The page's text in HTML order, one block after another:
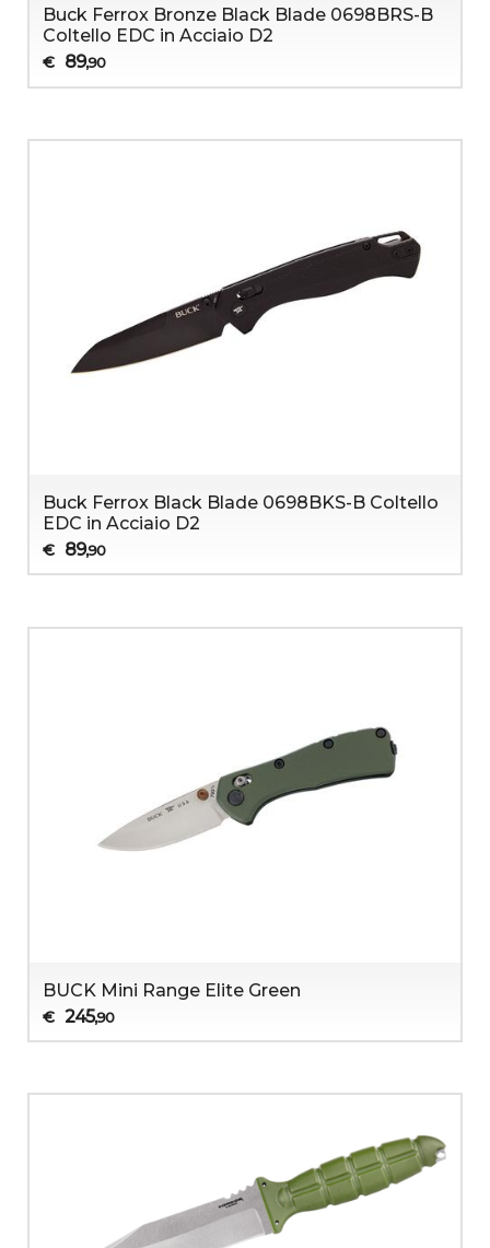
Buck Ferrox Bronze Black Blade 0698BRS-B
Coltello EDC in Acciaio D2
€ 89,90
Buck Ferrox Black Blade 0698BKS-B Coltello
EDC in Acciaio D2
€ 89,90
BUCK Mini Range Elite Green
€ 245,90